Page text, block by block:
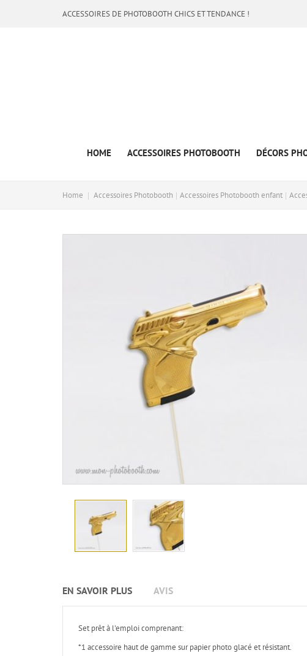
ACCESSOIRES DE PHOTOBOOTH CHICS ET TENDANCE !
HOME ACCESSOIRES PHOTOBOOTH DÉCORS
Home Accessoires Photobooth Accessoires Photobooth enfant
EN SAVOIR PLUS AVIS
Set prêt à l'emploi comprenant:
*1 accessoire haut de gamme sur papier photo glacé et résistant.